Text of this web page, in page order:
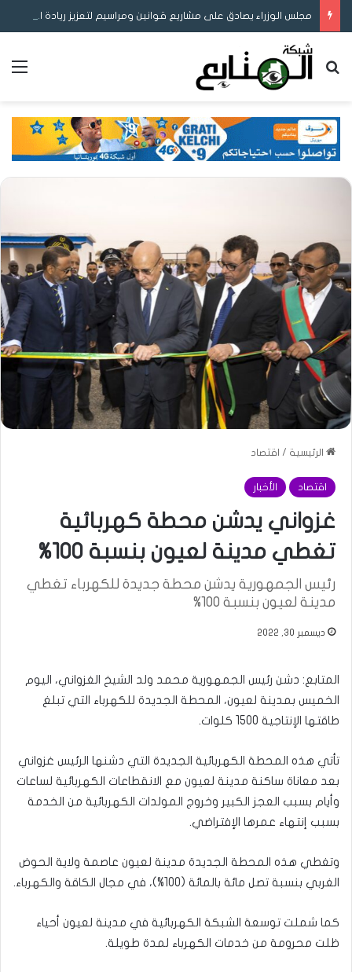
مجلس الوزراء يصادق على مشاريع قوانين ومراسيم لتعزيز ريادة الأعمال والمحتوى المحلي وإصلاح التوثيق والتعليم
بحث عن
الرئيسية / اقتصاد
اقتصاد الأخبار
غزواني يدشن محطة كهربائية
تغطي مدينة لعيون بنسبة 100%
رئيس الجمهورية يدشن محطة جديدة للكهرباء تغطي
مدينة لعيون بنسبة 100%
ديسمبر 30, 2022
المتابع: دشن رئيس الجمهورية محمد ولد الشيخ الغزواني، اليوم
الخميس بمدينة لعيون، المحطة الجديدة للكهرباء التي تبلغ
طاقتها الإنتاجية 1500 كلوات.
تأتي هذه المحطة الكهربائية الجديدة التي دشنها الرئيس غزواني
بعد معاناة ساكنة مدينة لعيون مع الانقطاعات الكهربائية لساعات
وأيام بسبب العجز الكبير وخروج المولدات الكهربائية من الخدمة
بسبب إنتهاء عمرها الإفتراضي.
وتغطي هذه المحطة الجديدة مدينة لعيون عاصمة ولاية الحوض
الغربي بنسبة تصل مائة بالمائة (100%)، في مجال الكاقة والكهرباء.
كما شملت توسعة الشبكة الكهربائية في مدينة لعيون أحياء
ظلت محرومة من خدمات الكهرباء لمدة طويلة.